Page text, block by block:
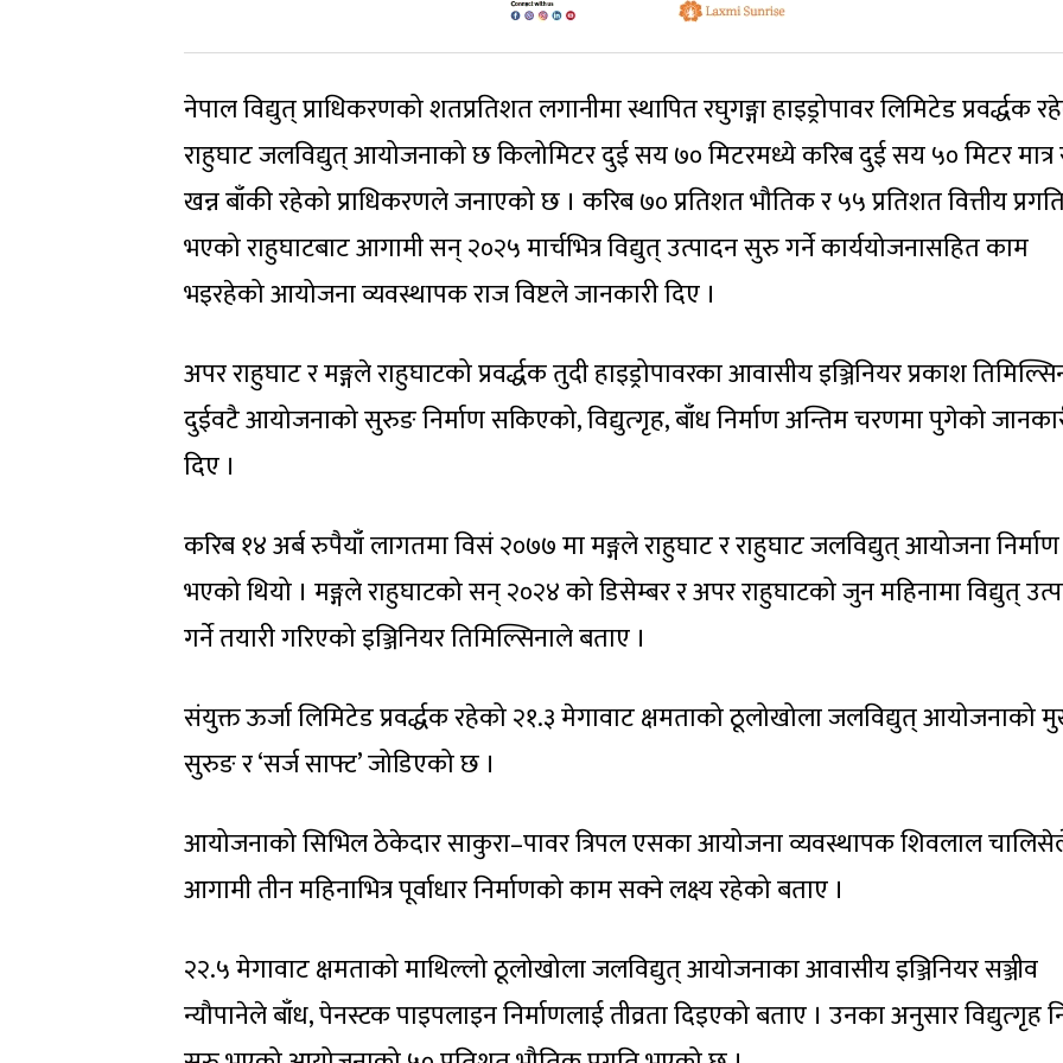
नेपाल विद्युत् प्राधिकरणको शतप्रतिशत लगानीमा स्थापित रघुगङ्गा हाइड्रोपावर लिमिटेड प्रवर्द्धक
राहुघाट जलविद्युत् आयोजनाको छ किलोमिटर दुई सय ७० मिटरमध्ये करिब दुई सय ५० मिटर
खन्न बाँकी रहेको प्राधिकरणले जनाएको छ । करिब ७० प्रतिशत भौतिक र ५५ प्रतिशत वित्तीय
भएको राहुघाटबाट आगामी सन् २०२५ मार्चभित्र विद्युत् उत्पादन सुरु गर्ने कार्ययोजनासहित काम
भइरहेको आयोजना व्यवस्थापक राज विष्टले जानकारी दिए ।
अपर राहुघाट र मङ्गले राहुघाटको प्रवर्द्धक तुदी हाइड्रोपावरका आवासीय इञ्जिनियर प्रकाश
दुईवटै आयोजनाको सुरुङ निर्माण सकिएको, विद्युत्गृह, बाँध निर्माण अन्तिम चरणमा पुगेको
दिए ।
करिब १४ अर्ब रुपैयाँ लागतमा विसं २०७७ मा मङ्गले राहुघाट र राहुघाट जलविद्युत् आयोजना
भएको थियो । मङ्गले राहुघाटको सन् २०२४ को डिसेम्बर र अपर राहुघाटको जुन महिनामा विद्युत्
गर्ने तयारी गरिएको इञ्जिनियर तिमिल्सिनाले बताए ।
संयुक्त ऊर्जा लिमिटेड प्रवर्द्धक रहेको २१.३ मेगावाट क्षमताको ठूलोखोला जलविद्युत् आयोजनाको
सुरुङ र ‘सर्ज साफ्ट’ जोडिएको छ ।
आयोजनाको सिभिल ठेकेदार साकुरा–पावर त्रिपल एसका आयोजना व्यवस्थापक शिवलाल
आगामी तीन महिनाभित्र पूर्वाधार निर्माणको काम सक्ने लक्ष्य रहेको बताए ।
२२.५ मेगावाट क्षमताको माथिल्लो ठूलोखोला जलविद्युत् आयोजनाका आवासीय इञ्जिनियर सञ्जीव
न्यौपानेले बाँध, पेनस्टक पाइपलाइन निर्माणलाई तीव्रता दिइएको बताए । उनका अनुसार विद्युत्गृह